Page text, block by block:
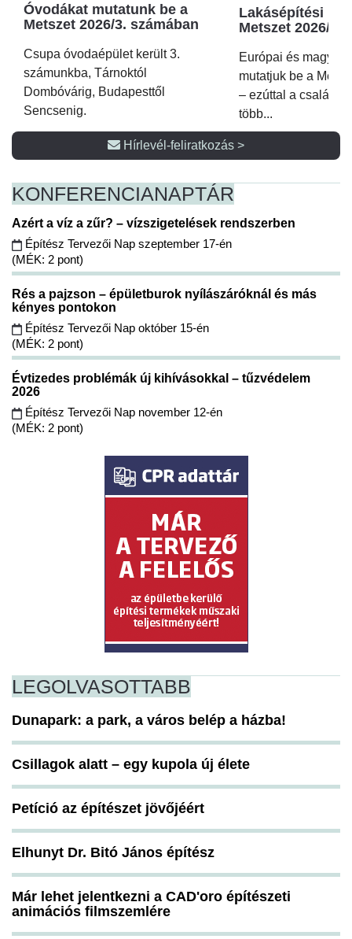
Óvodákat mutatunk be a
Metszet 2026/3. számában
Csupa óvodaépület került 3.
számunkba, Tárnoktól
Dombóvárig, Budapesttől
Sencsenig.
Lakásépítési
Metszet 2026/2.
Európai és magyar
mutatjuk be a
– ezúttal a családi
több...
Hírlevél-feliratkozás >
KONFERENCIANAPTÁR
Azért a víz a zűr? – vízszigetelések rendszerben
Építész Tervezői Nap szeptember 17-én
(MÉK: 2 pont)
Rés a pajzson – épületburok nyílászáróknál és más
kényes pontokon
Építész Tervezői Nap október 15-én
(MÉK: 2 pont)
Évtizedes problémák új kihívásokkal – tűzvédelem
2026
Építész Tervezői Nap november 12-én
(MÉK: 2 pont)
LEGOLVASOTTABB
Dunapark: a park, a város belép a házba!
Csillagok alatt – egy kupola új élete
Petíció az építészet jövőjéért
Elhunyt Dr. Bitó János építész
Már lehet jelentkezni a CAD'oro építészeti
animációs filmszemlére